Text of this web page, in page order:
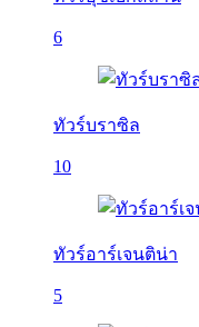
6
ทัวร์บราซิล
10
ทัวร์อาร์เจนติน่า
5